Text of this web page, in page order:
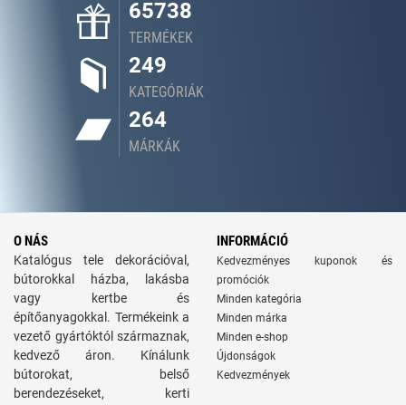
65738
TERMÉKEK
249
KATEGÓRIÁK
264
MÁRKÁK
O NÁS
Katalógus tele dekorációval,
bútorokkal házba, lakásba
vagy kertbe és
építőanyagokkal. Termékeink a
vezető gyártóktól származnak,
kedvező áron. Kínálunk
bútorokat, belső
berendezéseket, kerti
INFORMÁCIÓ
Kedvezményes kuponok és
promóciók
Minden kategória
Minden márka
Minden e-shop
Újdonságok
Kedvezmények